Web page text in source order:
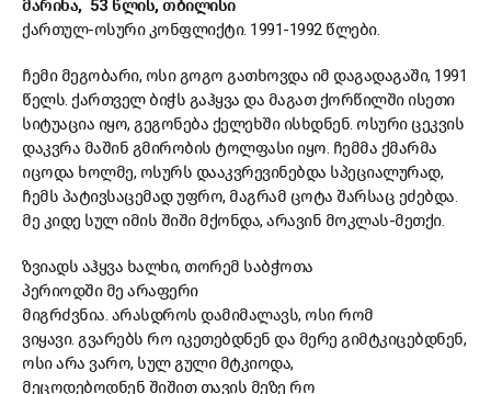
მარინა, 53 წლის, თბილისი
ქართულ-ოსური კონფლიქტი. 1991-1992 წლები.
ჩემი მეგობარი, ოსი გოგო გათხოვდა იმ დაგადაგაში, 1991
წელს. ქართველ ბიჭს გაჰყვა და მაგათ ქორწილში ისეთი
სიტუაცია იყო, გეგონება ქელეხში ისხდნენ. ოსური ცეკვის
დაკვრა მაშინ გმირობის ტოლფასი იყო. ჩემმა ქმარმა
იცოდა ხოლმე, ოსურს დააკვრევინებდა სპეციალურად,
ჩემს პატივსაცემად უფრო, მაგრამ ცოტა შარსაც ეძებდა.
მე კიდე სულ იმის შიში მქონდა, არავინ მოკლას-მეთქი.
ზვიადს აჰყვა ხალხი, თორემ საბჭოთა
პერიოდში მე არაფერი
მიგრძვნია. არასდროს დამიმალავს, ოსი რომ
ვიყავი. გვარებს რო იკეთებდნენ და მერე გიმტკიცებდნენ,
ოსიარა ვარო, სულ გული მტკიოდა,
მეცოდებოდნენ შიშით თავის მეზე რო